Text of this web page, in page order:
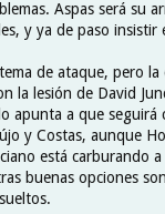
Aspas será su
y ya de paso
de ataque, pero
la lesión de David
apunta a que seguirá
y Costas, aunque
está carburando
buenas opciones